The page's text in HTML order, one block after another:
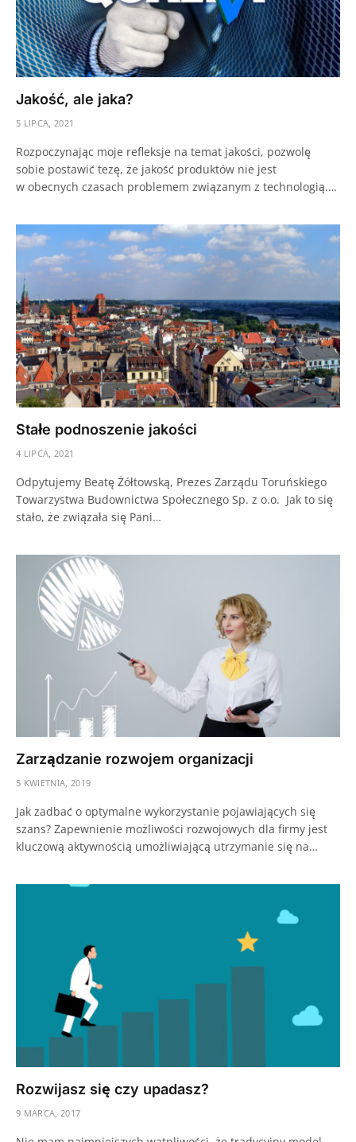
Jakość, ale jaka?
5 LIPCA, 2021
Rozpoczynając moje refleksje na temat jakości, pozwolę
sobie postawić tezę, że jakość produktów nie jest
w obecnych czasach problemem związanym z technologią.…
Stałe podnoszenie jakości
4 LIPCA, 2021
Odpytujemy Beatę Żółtowską, Prezes Zarządu Toruńskiego
Towarzystwa Budownictwa Społecznego Sp. z o.o. Jak to się
stało, że związała się Pani…
Zarządzanie rozwojem organizacji
5 KWIETNIA, 2019
Jak zadbać o optymalne wykorzystanie pojawiających się
szans? Zapewnienie możliwości rozwojowych dla firmy jest
kluczową aktywnością umożliwiającą utrzymanie się na…
Rozwijasz się czy upadasz?
9 MARCA, 2017